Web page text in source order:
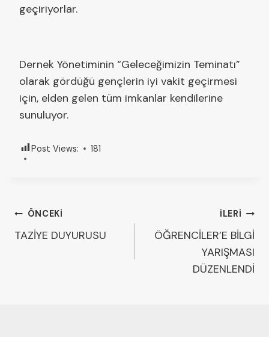
geçiriyorlar.
Dernek Yönetiminin “Geleceğimizin Teminatı”
olarak gördüğü gençlerin iyi vakit geçirmesi
için, elden gelen tüm imkanlar kendilerine
sunuluyor.
Post Views: 181
ÖNCEKI
TAZİYE DUYURUSU
İLERI
ÖĞRENCİLER’E BİLGİ
YARIŞMASI
DÜZENLENDİ